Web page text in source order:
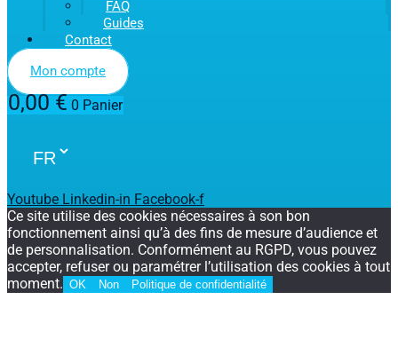
FAQ
Guides
Contact
Mon compte
0,00€ 0 Panier
Youtube Linkedin-in Facebook-f
Ce site utilise des cookies nécessaires à son bon
fonctionnement ainsi qu’à des fins de mesure d’audience et
de personnalisation. Conformément au RGPD, vous pouvez
accepter, refuser ou paramétrer l’utilisation des cookies à tout
moment. OK Non Politique de confidentialité